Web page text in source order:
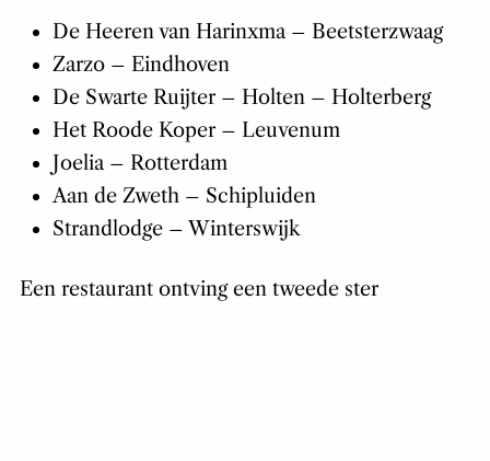
De Heeren van Harinxma – Beetsterzwaag
Zarzo – Eindhoven
De Swarte Ruijter – Holten – Holterberg
Het Roode Koper – Leuvenum
Joelia – Rotterdam
Aan de Zweth – Schipluiden
Strandlodge – Winterswijk
Een restaurant ontving een tweede ster